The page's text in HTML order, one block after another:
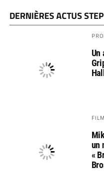
DERNIÈRES ACTUS
Un
un
«